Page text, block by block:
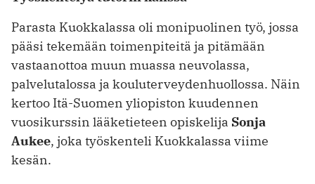
Parasta Kuokkalassa oli monipuolinen työ, jossa
pääsi tekemään toimenpiteitä ja pitämään
vastaanottoa muun muassa neuvolassa,
palvelutalossa ja kouluterveydenhuollossa. Näin
kertoo Itä-Suomen yliopiston kuudennen
vuosikurssin lääketieteen opiskelija Sonja
Aukee, joka työskenteli Kuokkalassa viime
kesän.